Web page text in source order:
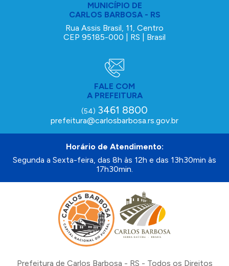
MUNICÍPIO DE
CARLOS BARBOSA - RS
Rua Assis Brasil, 11, Centro
CEP 95185-000 | RS | Brasil
FALE COM
A PREFEITURA
(54) 3461 8800
prefeitura@carlosbarbosa.rs.gov.br
Horário de Atendimento:
Segunda a Sexta-feira, das 8h às 12h e das 13h30min às
17h30min.
Prefeitura de Carlos Barbosa - RS - Todos os Direitos